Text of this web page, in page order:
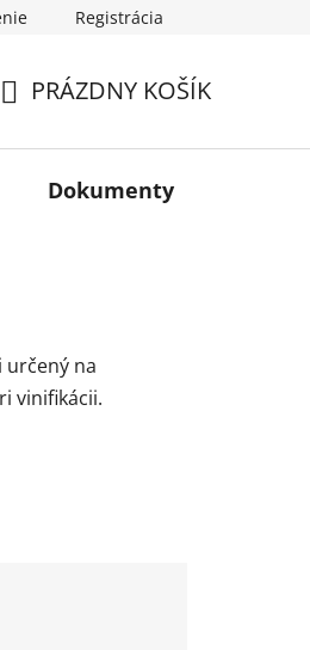
Registrácia
KOŠÍK
PRÁZDNY KOŠÍK
Dokumenty
určený na
vinifikácii.